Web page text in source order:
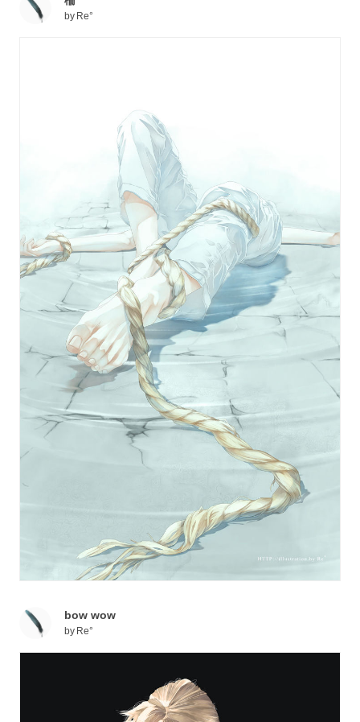
by Re°
bow wow
by Re°